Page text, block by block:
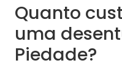
Quanto
uma
Piedade?